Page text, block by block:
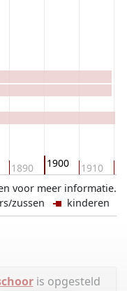
1890 1900 1910
voor meer informatie.
zussen kinderen
is opgesteld